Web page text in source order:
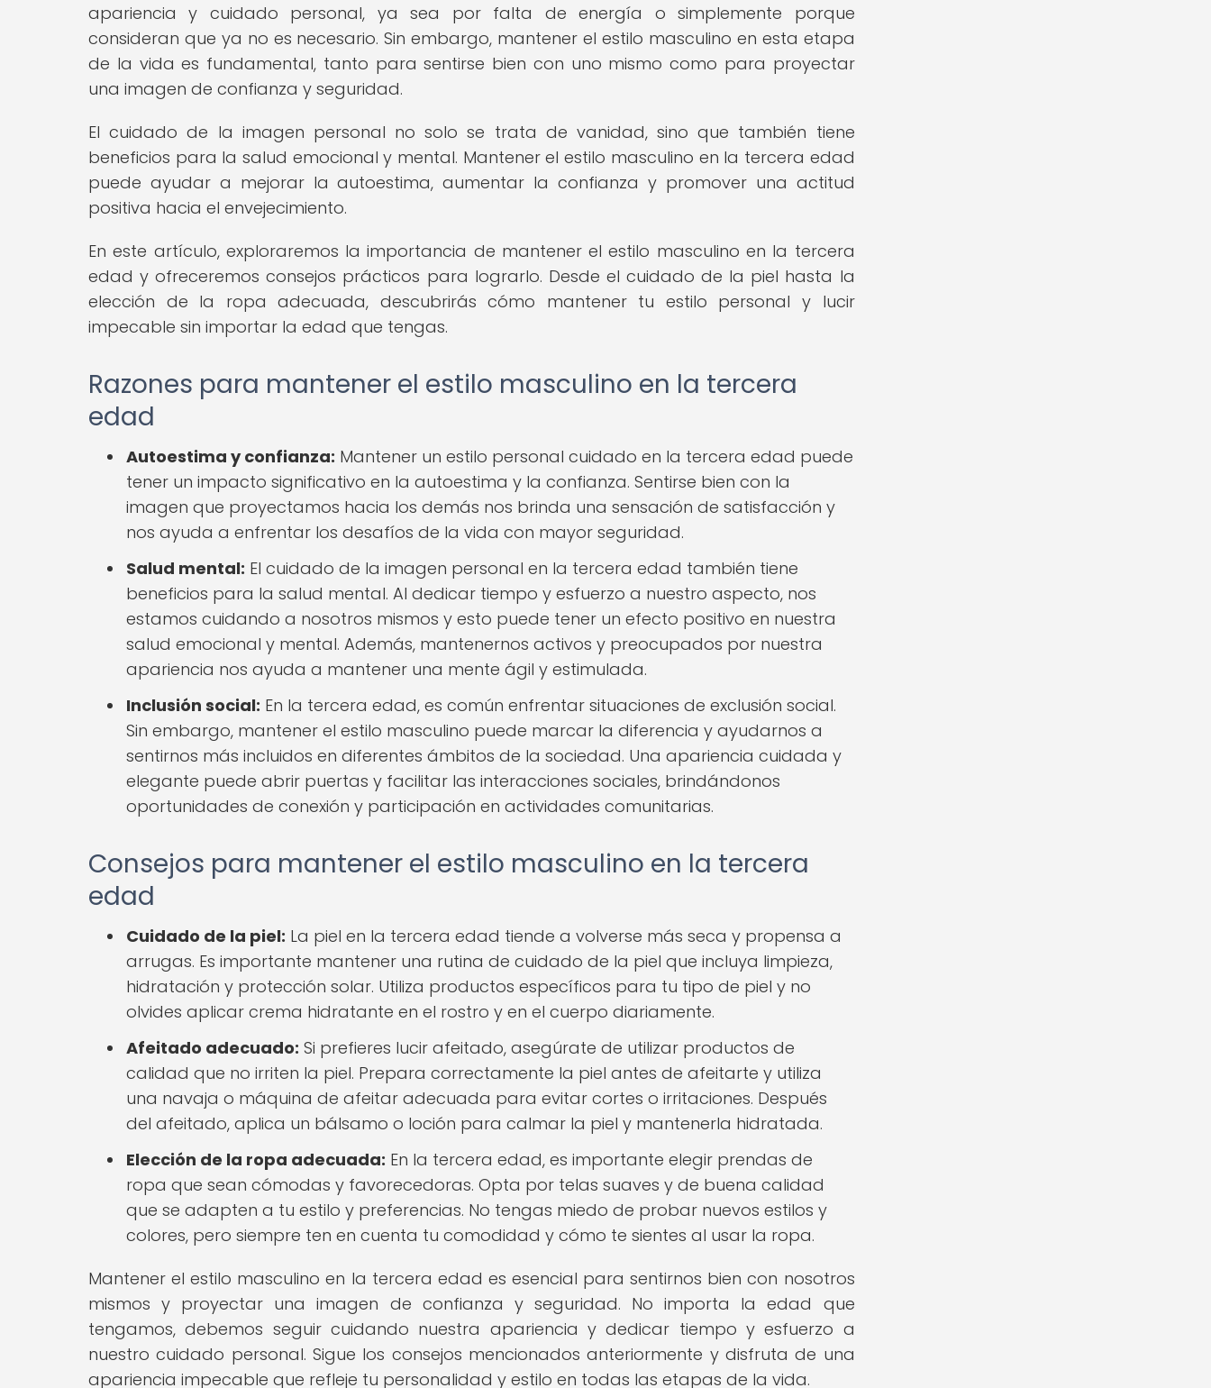
apariencia y cuidado personal, ya sea por falta de energía o simplemente porque
consideran que ya no es necesario. Sin embargo, mantener el estilo masculino en esta etapa
de la vida es fundamental, tanto para sentirse bien con uno mismo como para proyectar
una imagen de confianza y seguridad.
El cuidado de la imagen personal no solo se trata de vanidad, sino que también tiene
beneficios para la salud emocional y mental. Mantener el estilo masculino en la tercera edad
puede ayudar a mejorar la autoestima, aumentar la confianza y promover una actitud
positiva hacia el envejecimiento.
En este artículo, exploraremos la importancia de mantener el estilo masculino en la tercera
edad y ofreceremos consejos prácticos para lograrlo. Desde el cuidado de la piel hasta la
elección de la ropa adecuada, descubrirás cómo mantener tu estilo personal y lucir
impecable sin importar la edad que tengas.
Razones para mantener el estilo masculino en la tercera
edad
Autoestima y confianza: Mantener un estilo personal cuidado en la tercera edad puede
tener un impacto significativo en la autoestima y la confianza. Sentirse bien con la
imagen que proyectamos hacia los demás nos brinda una sensación de satisfacción y
nos ayuda a enfrentar los desafíos de la vida con mayor seguridad.
Salud mental: El cuidado de la imagen personal en la tercera edad también tiene
beneficios para la salud mental. Al dedicar tiempo y esfuerzo a nuestro aspecto, nos
estamos cuidando a nosotros mismos y esto puede tener un efecto positivo en nuestra
salud emocional y mental. Además, mantenernos activos y preocupados por nuestra
apariencia nos ayuda a mantener una mente ágil y estimulada.
Inclusión social: En la tercera edad, es común enfrentar situaciones de exclusión social.
Sin embargo, mantener el estilo masculino puede marcar la diferencia y ayudarnos a
sentirnos más incluidos en diferentes ámbitos de la sociedad. Una apariencia cuidada y
elegante puede abrir puertas y facilitar las interacciones sociales, brindándonos
oportunidades de conexión y participación en actividades comunitarias.
Consejos para mantener el estilo masculino en la tercera
edad
Cuidado de la piel: La piel en la tercera edad tiende a volverse más seca y propensa a
arrugas. Es importante mantener una rutina de cuidado de la piel que incluya limpieza,
hidratación y protección solar. Utiliza productos específicos para tu tipo de piel y no
olvides aplicar crema hidratante en el rostro y en el cuerpo diariamente.
Afeitado adecuado: Si prefieres lucir afeitado, asegúrate de utilizar productos de
calidad que no irriten la piel. Prepara correctamente la piel antes de afeitarte y utiliza
una navaja o máquina de afeitar adecuada para evitar cortes o irritaciones. Después
del afeitado, aplica un bálsamo o loción para calmar la piel y mantenerla hidratada.
Elección de la ropa adecuada: En la tercera edad, es importante elegir prendas de
ropa que sean cómodas y favorecedoras. Opta por telas suaves y de buena calidad
que se adapten a tu estilo y preferencias. No tengas miedo de probar nuevos estilos y
colores, pero siempre ten en cuenta tu comodidad y cómo te sientes al usar la ropa.
Mantener el estilo masculino en la tercera edad es esencial para sentirnos bien con nosotros
mismos y proyectar una imagen de confianza y seguridad. No importa la edad que
tengamos, debemos seguir cuidando nuestra apariencia y dedicar tiempo y esfuerzo a
nuestro cuidado personal. Sigue los consejos mencionados anteriormente y disfruta de una
apariencia impecable que refleje tu personalidad y estilo en todas las etapas de la vida.